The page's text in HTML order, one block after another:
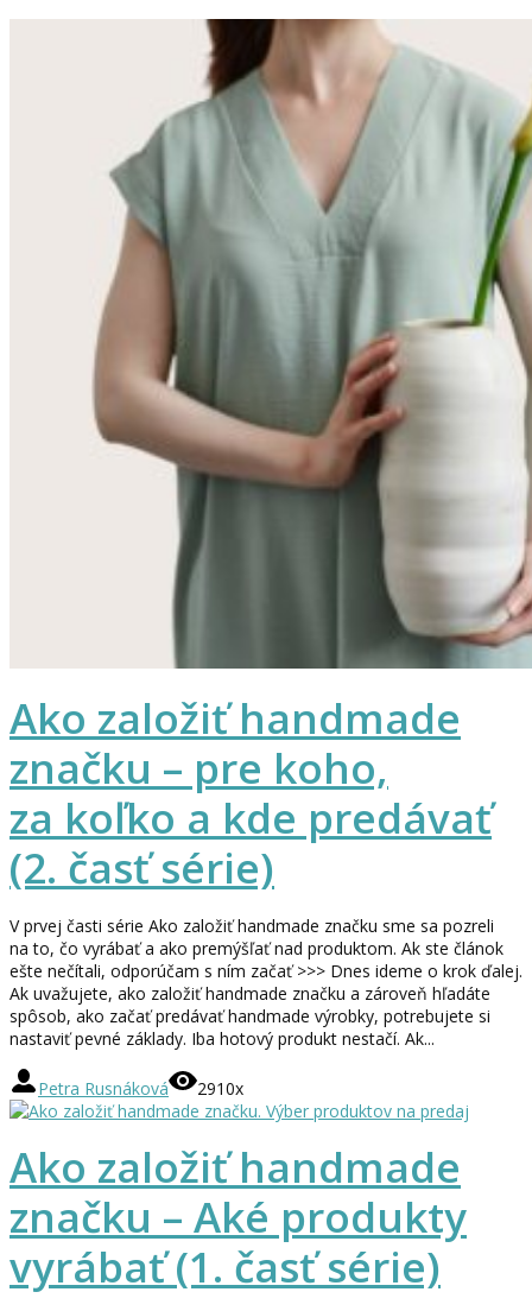
Ako založiť handmade
značku – pre koho,
za koľko a kde predávať
(2. časť série)
V prvej časti série Ako založiť handmade značku sme sa pozreli
na to, čo vyrábať a ako premýšľať nad produktom. Ak ste článok
ešte nečítali, odporúčam s ním začať >>> Dnes ideme o krok ďalej.
Ak uvažujete, ako založiť handmade značku a zároveň hľadáte
spôsob, ako začať predávať handmade výrobky, potrebujete si
nastaviť pevné základy. Iba hotový produkt nestačí. Ak...
Petra Rusnáková 2910x
Ako založiť handmade
značku – Aké produkty
vyrábať (1. časť série)